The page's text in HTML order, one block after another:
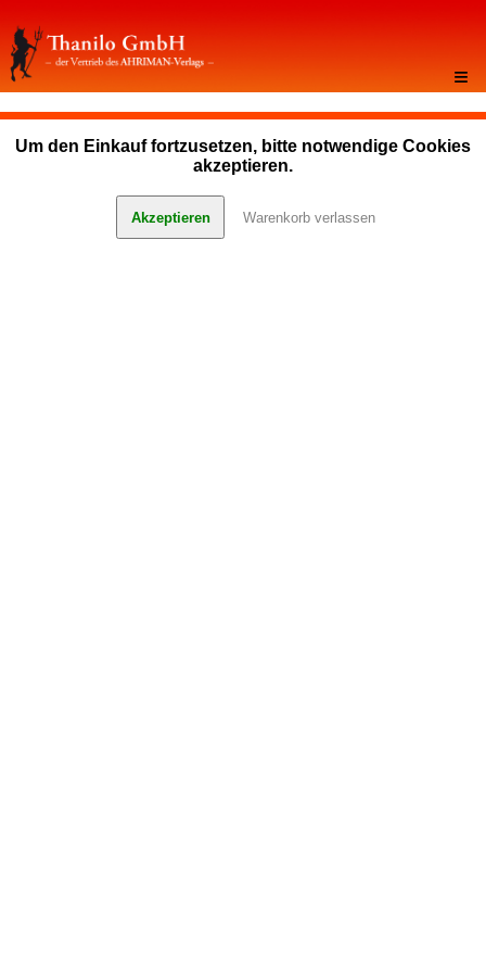
≡
Um den Einkauf fortzusetzen, bitte notwendige Cookies
akzeptieren.
Akzeptieren Warenkorb verlassen